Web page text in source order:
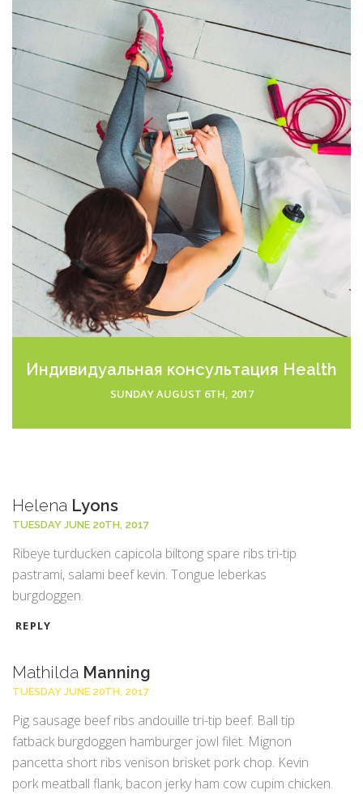
Индивидуальная консультация Health
Coach
SUNDAY AUGUST 6TH, 2017
Helena Lyons
TUESDAY JUNE 20TH, 2017
Ribeye turducken capicola biltong spare ribs tri-tip
pastrami, salami beef kevin. Tongue leberkas
burgdoggen.
REPLY
Mathilda Manning
TUESDAY JUNE 20TH, 2017
Pig sausage beef ribs andouille tri-tip beef. Ball tip
fatback burgdoggen hamburger jowl filet. Mignon
pancetta short ribs venison brisket pork chop. Kevin
pork meatball flank, bacon jerky ham cow cupim chicken.